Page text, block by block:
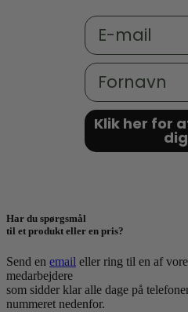
Email
Fornavn
Klik her for
dig
Har du spørgsmål
til et produkt eller en pris?
Send en email eller ring til en af
medarbejdere
som sidder klar alle dage på
nummeret nedenfor.